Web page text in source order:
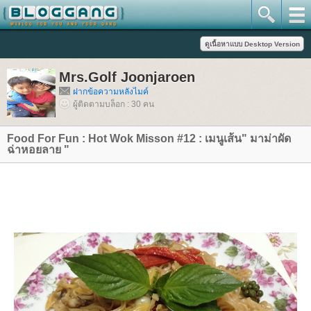
Mrs.Golf Joonjaroen
ฝากข้อความหลังไมค์
ผู้ติดตามบล็อก : 30 คน
Food For Fun : Hot Wok Misson #12 : เมนูเส้น" มาม่าผัด
ฉ่าหอยลาย "